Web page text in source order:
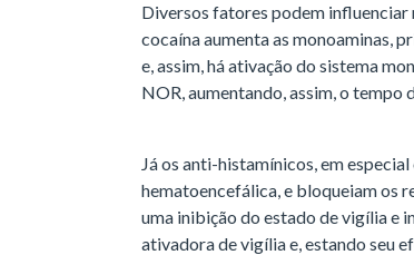
Diversos fatores podem influenciar
cocaína aumenta as monoaminas,
e, assim, há ativação do sistema
NOR, aumentando, assim, o tempo
Já os anti-histamínicos, em
hematoencefálica, e bloqueiam os
uma inibição do estado de vigília e
ativadora de vigília e, estando seu